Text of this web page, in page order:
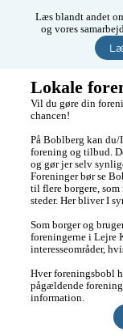
Læs blandt andet
og vores
Lokale
Vil du gøre din
chancen!
På Boblberg kan
forening og tilbud.
og gør jer selv
Foreninger bør se
til flere borgere,
steder. Her bliver I
Som borger og
foreningerne i Lejre
interesseområder,
Hver foreningsbobl
pågældende
information.